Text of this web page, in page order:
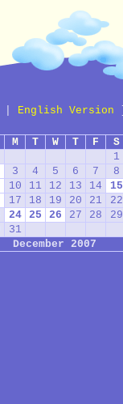
English Version
M T W T F
S
1
3 4 5 6 7
8
10 11 12 13 14
15
17 18 19 20 21
22
24 25 26 27 28
29
31
December 2007